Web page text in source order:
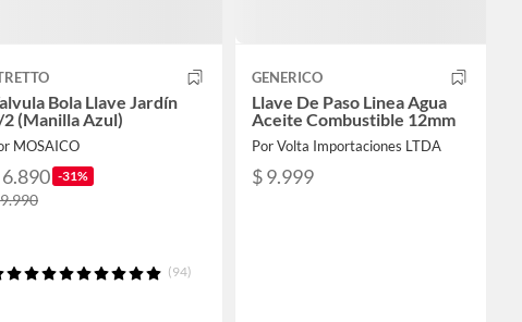
Bola Llave Jardín
2 (Manilla Azul)
MOSAICO
6.890 -31%
(94)
GENERICO
Llave De Paso Linea Agua
Aceite Combustible 12mm
Por Volta Importaciones LTDA
$ 9.999